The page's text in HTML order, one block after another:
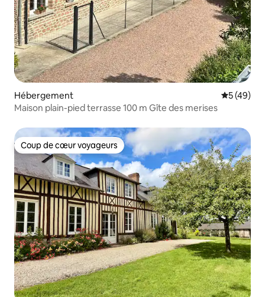
Hébergement
5 (49)
Maison plain-pied terrasse 100 m Gîte des merises
Coup de cœur voyageurs
Coup de cœur voyageurs